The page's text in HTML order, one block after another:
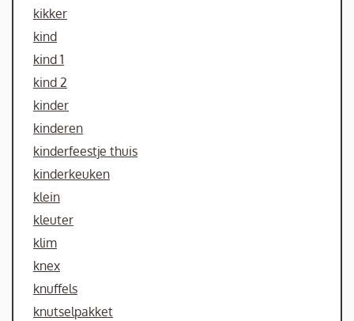
kikker
kind
kind 1
kind 2
kinder
kinderen
kinderfeestje thuis
kinderkeuken
klein
kleuter
klim
knex
knuffels
knutselpakket